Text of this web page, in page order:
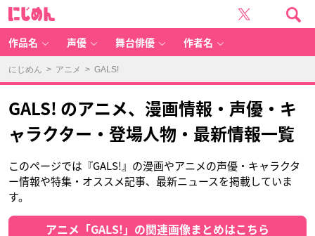
作品名 声優 舞台俳優 作者名
にじめん > アニメ > GALS!
GALS! のアニメ、漫画情報・声優・キ
ャラクター・登場人物・最新情報一覧
このページでは『GALS!』の漫画やアニメの声優・キャラクタ
ー情報や特集・オススメ記事、最新ニュースを掲載していま
す。
アニメ「GALS!」の関連画像まとめはこちら